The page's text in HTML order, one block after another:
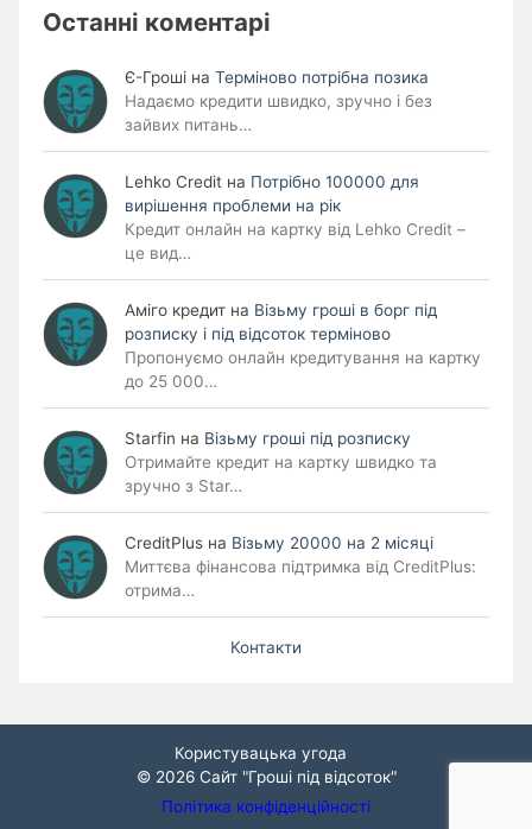
Останні коментарі
Є-Гроші на Терміново потрібна позика
Надаємо кредити швидко, зручно і без
зайвих питань…
Lehko Сredit на Потрібно 100000 для
вирішення проблеми на рік
Кредит онлайн на картку від Lehko Credit –
це вид…
Аміго кредит на Візьму гроші в борг під
розписку і під відсоток терміново
Пропонуємо онлайн кредитування на картку
до 25 000…
Starfin на Візьму гроші під розписку
Отримайте кредит на картку швидко та
зручно з Star…
CreditPlus на Візьму 20000 на 2 місяці
Миттєва фінансова підтримка від CreditPlus:
отрима…
Контакти
Користувацька угода
© 2026 Сайт "Гроші під відсоток"
Політика конфіденційності